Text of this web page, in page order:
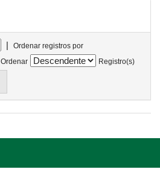
|
Ordenar registros por
Ordenar
Registro(s)